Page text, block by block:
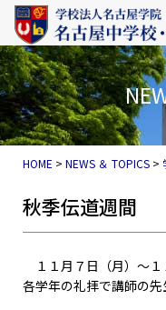
コンテンツへスキップ
メインナビゲー
HOME >NEWS ＆ TOPICS >
秋季伝道週間
１１月７日（月）～１
各学年の礼拝で講師の先